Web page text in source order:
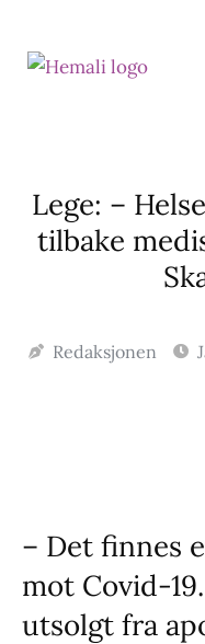
Lege: –
tilbake
Redaksjonen
– Det finnes
mot Covid-
utsolgt fra